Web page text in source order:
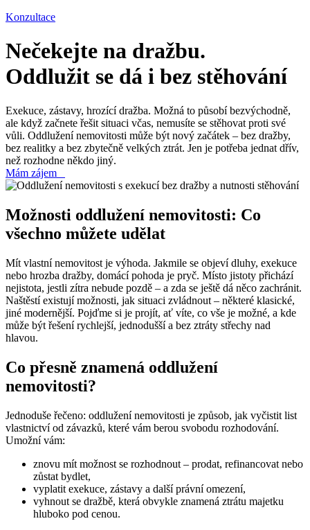
Konzultace
Nečekejte na dražbu.
Oddlužit se dá i bez stěhování
Exekuce, zástavy, hrozící dražba. Možná to působí bezvýchodně,
ale když začnete řešit situaci včas, nemusíte se stěhovat proti své
vůli. Oddlužení nemovitosti může být nový začátek – bez dražby,
bez realitky a bez zbytečně velkých ztrát. Jen je potřeba jednat dřív,
než rozhodne někdo jiný.
Mám zájem
Možnosti oddlužení nemovitosti: Co
všechno můžete udělat
Mít vlastní nemovitost je výhoda. Jakmile se objeví dluhy, exekuce
nebo hrozba dražby, domácí pohoda je pryč. Místo jistoty přichází
nejistota, jestli zítra nebude pozdě – a zda se ještě dá něco zachránit.
Naštěstí existují možnosti, jak situaci zvládnout – některé klasické,
jiné modernější. Pojďme si je projít, ať víte, co vše je možné, a kde
může být řešení rychlejší, jednodušší a bez ztráty střechy nad
hlavou.
Co přesně znamená oddlužení
nemovitosti?
Jednoduše řečeno: oddlužení nemovitosti je způsob, jak vyčistit list
vlastnictví od závazků, které vám berou svobodu rozhodování.
Umožní vám:
znovu mít možnost se rozhodnout – prodat, refinancovat nebo
zůstat bydlet,
vyplatit exekuce, zástavy a další právní omezení,
vyhnout se dražbě, která obvykle znamená ztrátu majetku
hluboko pod cenou.